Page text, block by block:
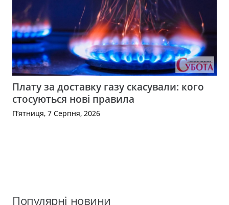
Плату за доставку газу скасували: кого
стосуються нові правила
П’ятниця, 7 Серпня, 2026
Популярні новини